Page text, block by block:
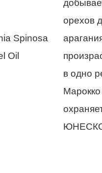
Spinosa
Oil
орехов
в одно